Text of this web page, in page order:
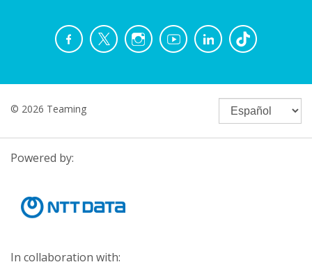
© 2026 Teaming
Powered by:
In collaboration with: